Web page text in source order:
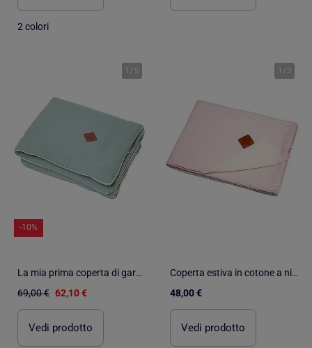
2 colori
1 / 5
-10%
La mia prima coperta di garza di cotone, jeanne | SEVIRA KIDS
69,00 € 62,10 €
Vedi prodotto
1 / 3
Coperta estiva in cotone a nido d'ape | SEVIRA KIDS
48,00 €
Vedi prodotto